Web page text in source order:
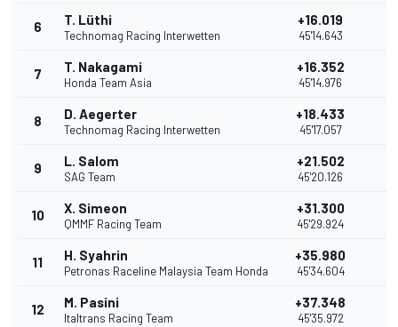
6 T. Lüthi
Technomag Racing Interwetten
+16.019
45'14.643
7 T. Nakagami
Honda Team Asia
+16.352
45'14.976
8 D. Aegerter
Technomag Racing Interwetten
+18.433
45'17.057
9 L. Salom
SAG Team
+21.502
45'20.126
10 X. Simeon
QMMF Racing Team
+31.300
45'29.924
11 H. Syahrin
Petronas Raceline Malaysia Team Honda
+35.980
45'34.604
12 M. Pasini
Italtrans Racing Team
+37.348
45'35.972